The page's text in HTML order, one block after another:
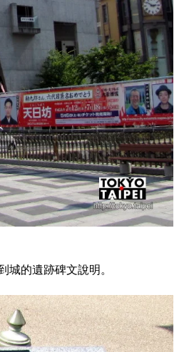
的遺跡碑文說明。